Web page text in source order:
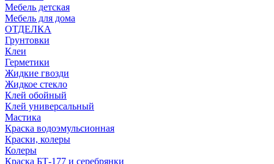
Мебель детская
Мебель для дома
ОТДЕЛКА
Грунтовки
Клеи
Герметики
Жидкие гвозди
Жидкое стекло
Клей обойный
Клей универсальный
Мастика
Краска водоэмульсионная
Краски, колеры
Колеры
Краска БТ-177 и серебрянки